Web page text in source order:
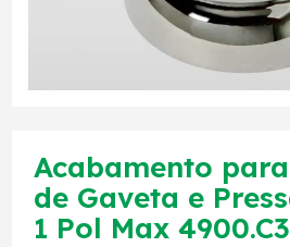
Acabamento
de Gaveta e
1 Pol Max